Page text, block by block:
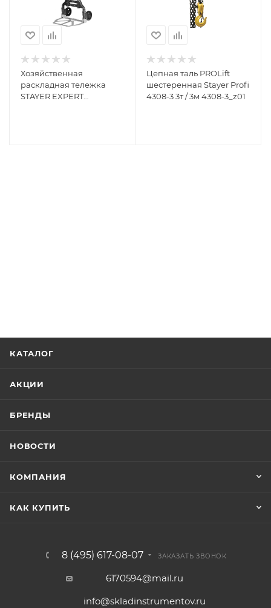
Хозяйственная
раскладная тележка
STAYER EXPERT
Цепная таль PROLift
шестеренная Stayer Profi
4308-3 3т / 3м 4308-3_z01
КАТАЛОГ
АКЦИИ
БРЕНДЫ
НОВОСТИ
КОМПАНИЯ
КАК КУПИТЬ
8 (495) 617-08-07 ЗАКАЗАТЬ ЗВОНОК
6170594@mail.ru
info@skladinstrumentov.ru